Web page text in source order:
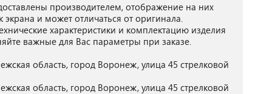
производителем, отображение на них
экрана и может отличаться от оригинала.
характеристики и комплектацию изделия
важные для Вас параметры при заказе.
область, город Воронеж, улица 45 стрелковой
область, город Воронеж, улица 45 стрелковой